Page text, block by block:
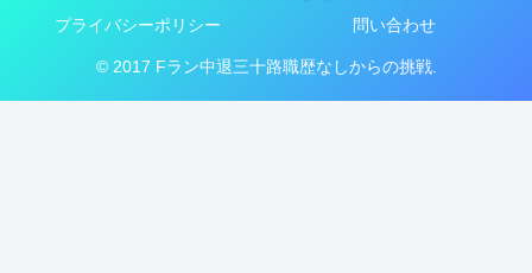
プライバシーポリシー 問い合わせ
© 2017 Fラン中退三十路職歴なしからの挑戦.